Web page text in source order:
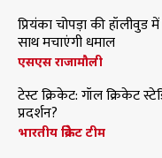
प्रियंका चोपड़ा की
साथ मचाएंगी धमाल
एसएस राजामौली
टेस्ट क्रिकेट: गॉल क्रिकेट
प्रदर्शन?
भारतीय क्रिकेट टीम